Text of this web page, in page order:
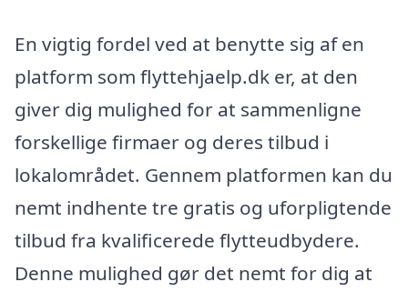
En vigtig fordel ved at benytte sig af en
platform som flyttehjaelp.dk er, at den
giver dig mulighed for at sammenligne
forskellige firmaer og deres tilbud i
lokalområdet. Gennem platformen kan du
nemt indhente tre gratis og uforpligtende
tilbud fra kvalificerede flytteudbydere.
Denne mulighed gør det nemt for dig at